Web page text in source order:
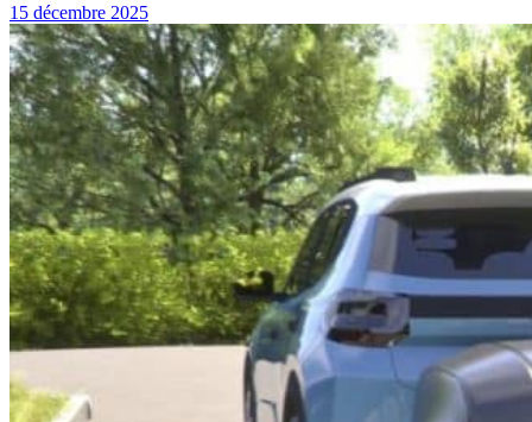
15 décembre 2025